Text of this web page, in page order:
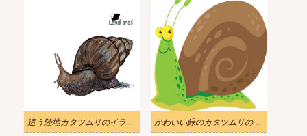
這う陸地カタツムリのイラスト かわいい緑のカタツムリのイラスト